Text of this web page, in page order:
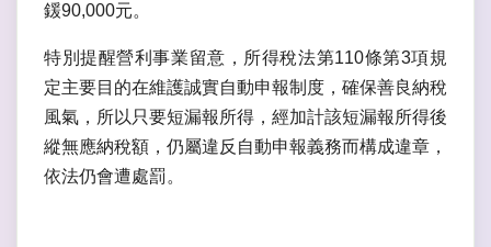
鍰90,000元。
特別提醒營利事業留意，所得稅法第110條第3項規
定主要目的在維護誠實自動申報制度，確保善良納稅
風氣，所以只要短漏報所得，經加計該短漏報所得後
縱無應納稅額，仍屬違反自動申報義務而構成違章，
依法仍會遭處罰。